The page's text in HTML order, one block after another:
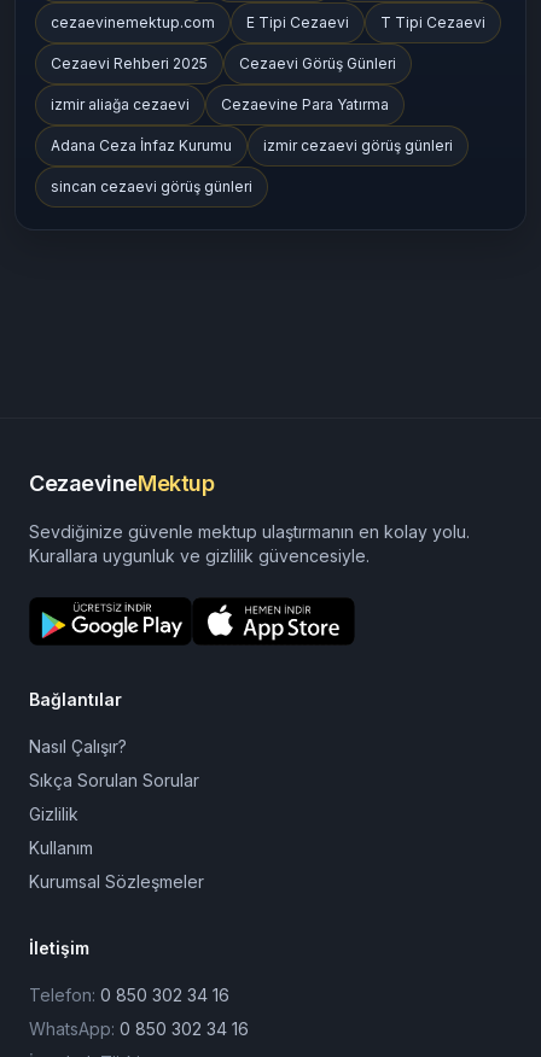
cezaevinemektup.com E Tipi Cezaevi T Tipi Cezaevi
Cezaevi Rehberi 2025 Cezaevi Görüş Günleri
izmir aliağa cezaevi Cezaevine Para Yatırma
Adana Ceza İnfaz Kurumu izmir cezaevi görüş günleri
sincan cezaevi görüş günleri
CezaevineMektup
Sevdiğinize güvenle mektup ulaştırmanın en kolay yolu.
Kurallara uygunluk ve gizlilik güvencesiyle.
Bağlantılar
Nasıl Çalışır?
Sıkça Sorulan Sorular
Gizlilik
Kullanım
Kurumsal Sözleşmeler
İletişim
Telefon: 0 850 302 34 16
WhatsApp: 0 850 302 34 16